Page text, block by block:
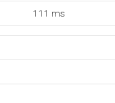
111 ms